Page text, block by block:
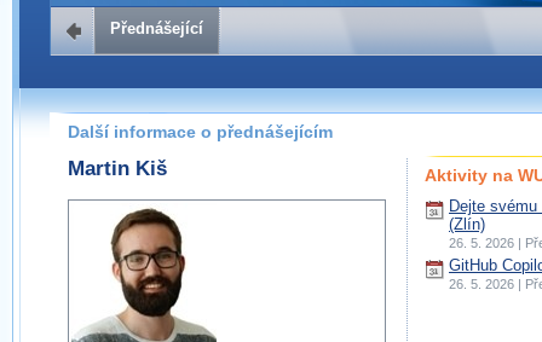
Přednášející
Další informace o přednášejícím
Martin Kiš Aktivity na
Dejte
(Zlín)
26. 5. 2026 |
GitHub
26. 5. 2026 |